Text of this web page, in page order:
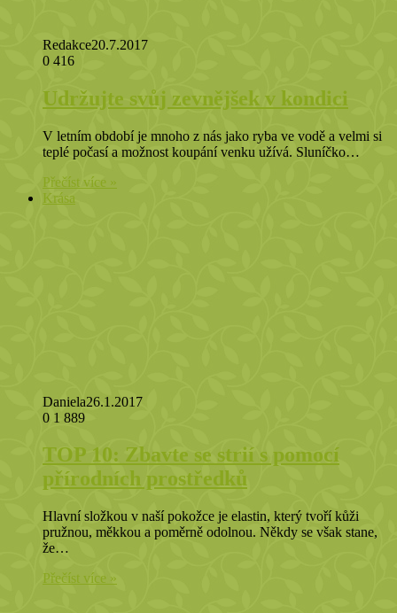
Redakce20.7.2017
0 416
Udržujte svůj zevnějšek v kondici
V letním období je mnoho z nás jako ryba ve vodě a velmi si
teplé počasí a možnost koupání venku užívá. Sluníčko…
Přečíst více »
Krása
Daniela26.1.2017
0 1 889
TOP 10: Zbavte se strií s pomocí
přírodních prostředků
Hlavní složkou v naší pokožce je elastin, který tvoří kůži
pružnou, měkkou a poměrně odolnou. Někdy se však stane,
že…
Přečíst více »